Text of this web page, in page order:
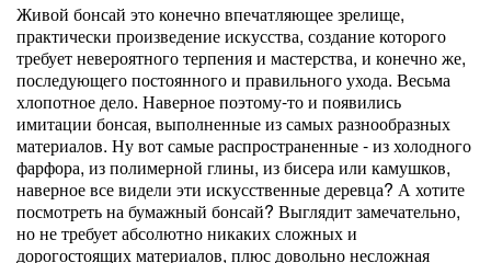
Живой бонсай это конечно впечатляющее зрелище,
практически произведение искусства, создание которого
требует невероятного терпения и мастерства, и конечно же,
последующего постоянного и правильного ухода. Весьма
хлопотное дело. Наверное поэтому-то и появились
имитации бонсая, выполненные из самых разнообразных
материалов. Ну вот самые распространенные - из холодного
фарфора, из полимерной глины, из бисера или камушков,
наверное все видели эти искусственные деревца? А хотите
посмотреть на бумажный бонсай? Выглядит замечательно,
но не требует абсолютно никаких сложных и
дорогостоящих материалов, плюс довольно несложная